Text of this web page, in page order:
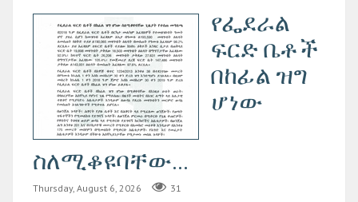
የፌደራል
ፍርድ ቤቶች
በከፊል ዝግ
ሆነው
ስለሚቆዩባቸው...
Thursday, August 6, 2026 31